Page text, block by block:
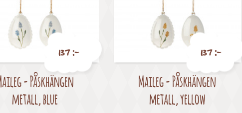
Pris
137 :-
- Påskhängen
metall, blue
Pris
137 :-
Maileg - Påskhängen
metall, yellow